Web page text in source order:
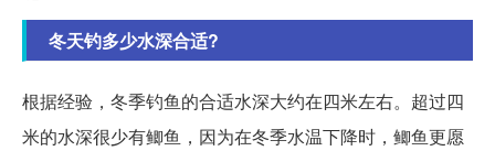
冬天钓多少水深合适?
根据经验，冬季钓鱼的合适水深大约在四米左右。超过四
米的水深很少有鲫鱼，因为在冬季水温下降时，鲫鱼更愿